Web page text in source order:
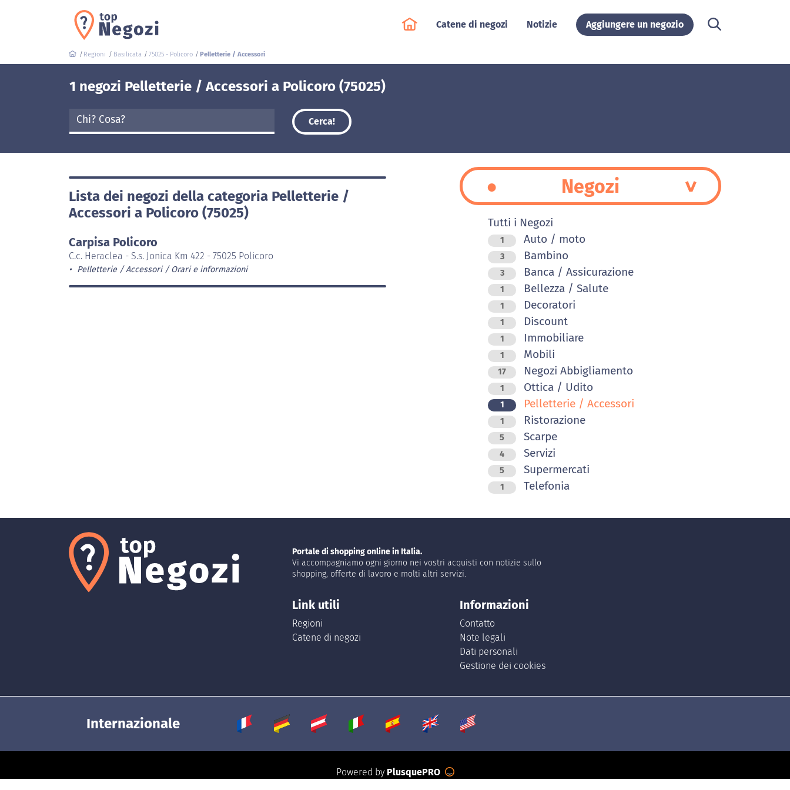
Catene di negozi Notizie Aggiungere un negozio
Regioni Basilicata 75025 - Policoro Pelletterie / Accessori
1 negozi Pelletterie / Accessori a Policoro (75025)
Cerca!
Lista dei negozi della categoria Pelletterie /
Accessori a Policoro (75025)
Carpisa Policoro
C.c. Heraclea - S.s. Jonica Km 422 - 75025 Policoro
Pelletterie / Accessori Orari e informazioni
Negozi
Tutti i Negozi
1 Auto / moto
3 Bambino
3 Banca / Assicurazione
1 Bellezza / Salute
1 Decoratori
1 Discount
1 Immobiliare
1 Mobili
17 Negozi Abbigliamento
1 Ottica / Udito
1 Pelletterie / Accessori
1 Ristorazione
5 Scarpe
4 Servizi
5 Supermercati
1 Telefonia
Portale di shopping online in Italia.
Vi accompagniamo ogni giorno nei vostri acquisti con notizie sullo
shopping, offerte di lavoro e molti altri servizi.
Link utili
Regioni
Catene di negozi
Informazioni
Contatto
Note legali
Dati personali
Gestione dei cookies
Internazionale
Powered by PlusquePRO